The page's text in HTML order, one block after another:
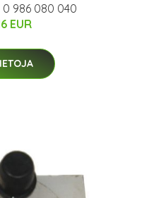
0 986 080 040
EUR